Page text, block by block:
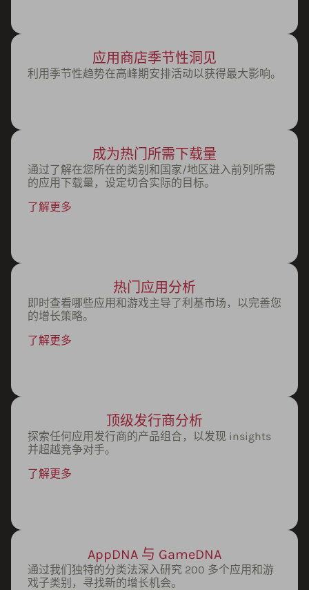
应用商店季节性洞见
利用季节性趋势在高峰期安排活动以获得最大影响。
成为热门所需下载量
通过了解在您所在的类别和国家/地区进入前列所需
的应用下载量，设定切合实际的目标。
了解更多
热门应用分析
即时查看哪些应用和游戏主导了利基市场，以完善您
的增长策略。
了解更多
顶级发行商分析
探索任何应用发行商的产品组合，以发现 insights
并超越竞争对手。
了解更多
AppDNA 与 GameDNA
通过我们独特的分类法深入研究 200 多个应用和游
戏子类别，寻找新的增长机会。